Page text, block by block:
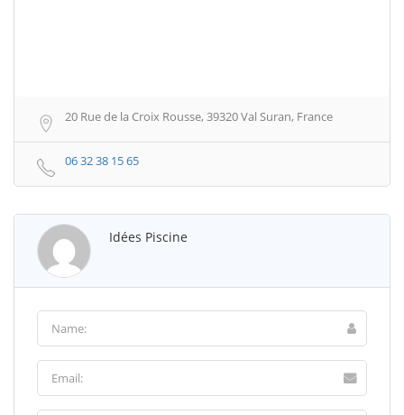
20 Rue de la Croix Rousse, 39320 Val Suran, France
06 32 38 15 65
Idées Piscine